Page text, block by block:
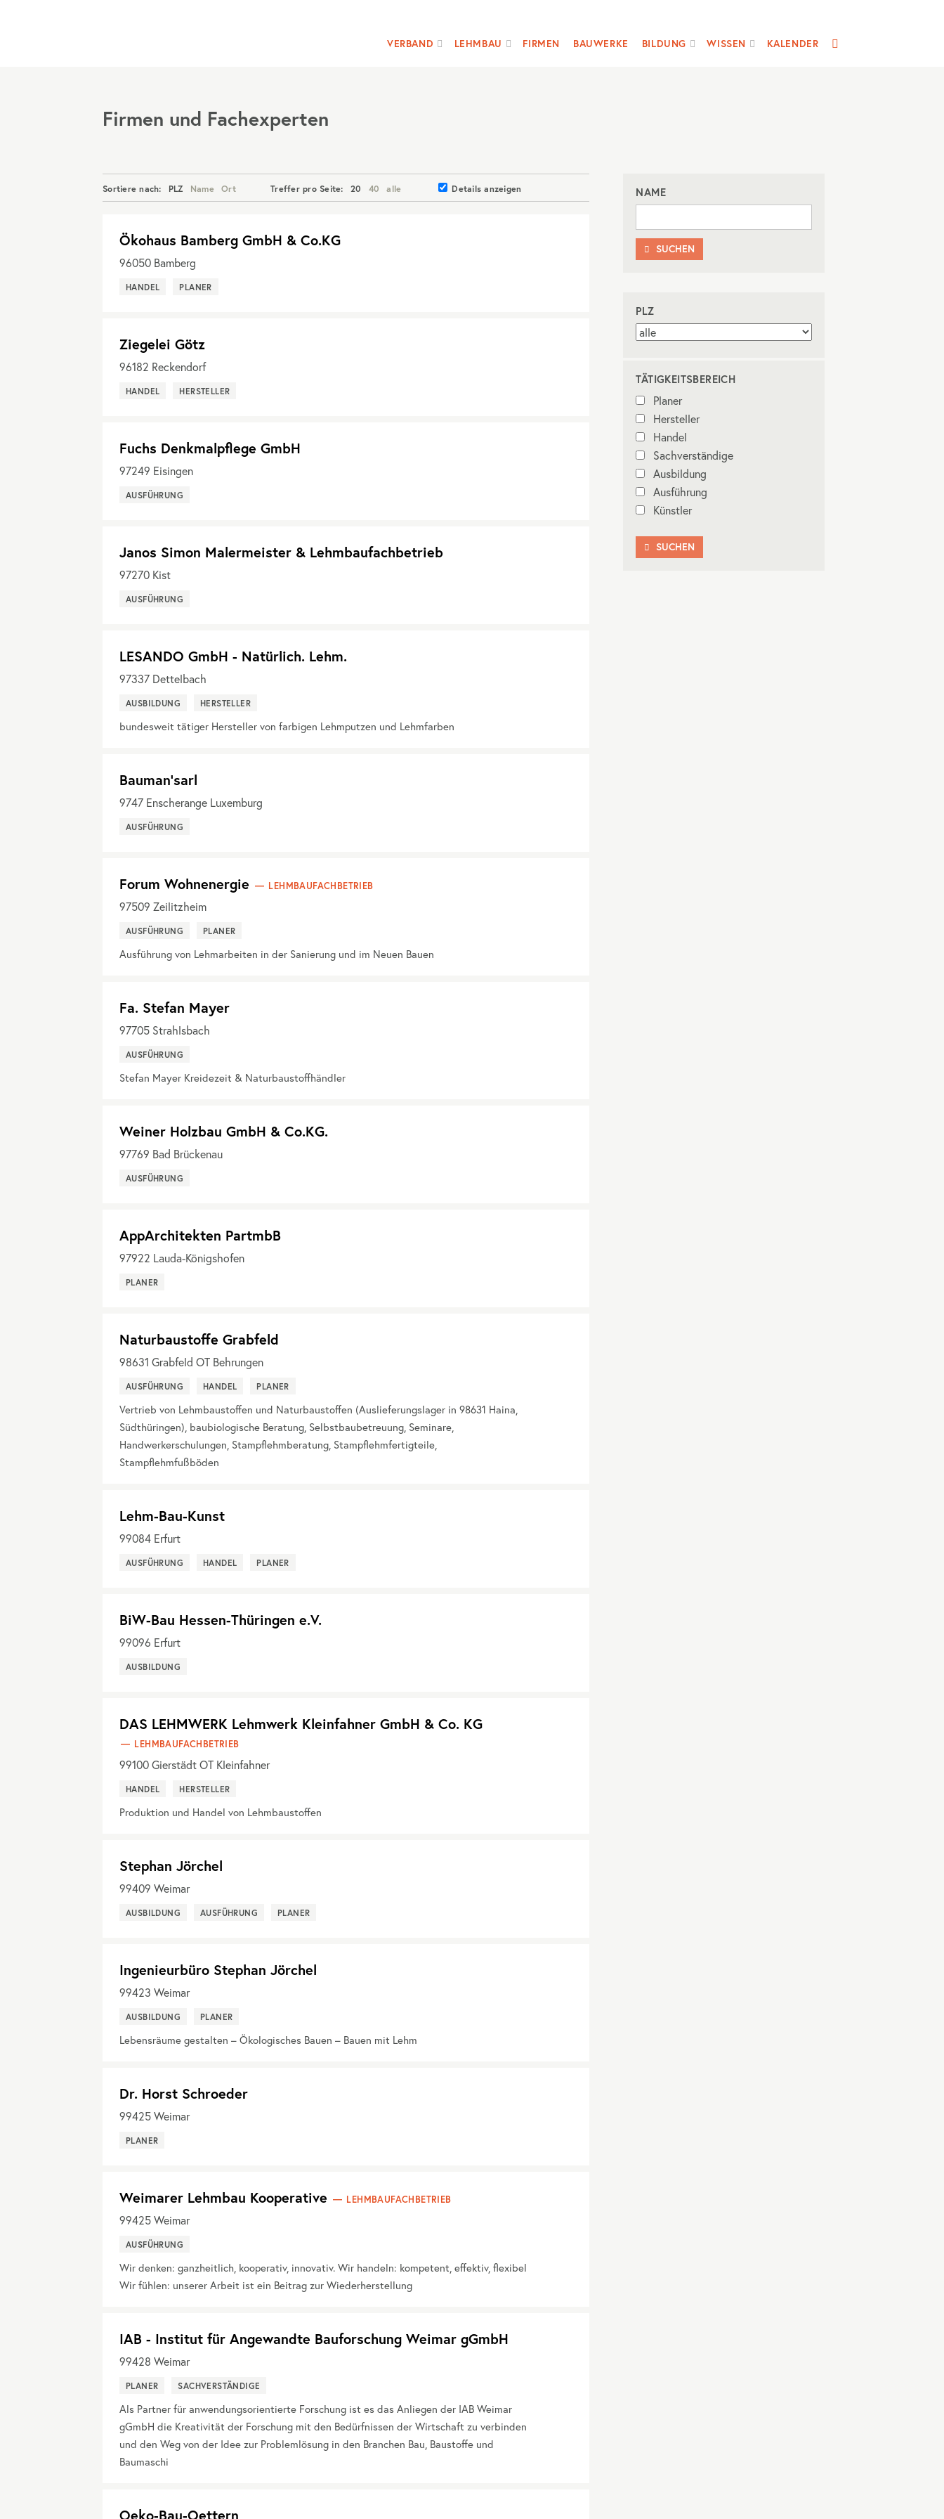
VERBAND LEHMBAU FIRMEN BAUWERKE BILDUNG WISSEN KALENDER
Firmen und Fachexperten
Sortiere nach: PLZ Name Ort Treffer pro Seite: 20 40 alle Details anzeigen
Ökohaus Bamberg GmbH & Co.KG
96050 Bamberg
HANDEL PLANER
Ziegelei Götz
96182 Reckendorf
HANDEL HERSTELLER
Fuchs Denkmalpflege GmbH
97249 Eisingen
AUSFÜHRUNG
Janos Simon Malermeister & Lehmbaufachbetrieb
97270 Kist
AUSFÜHRUNG
LESANDO GmbH - Natürlich. Lehm.
97337 Dettelbach
AUSBILDUNG HERSTELLER
bundesweit tätiger Hersteller von farbigen Lehmputzen und Lehmfarben
Bauman'sarl
9747 Enscherange Luxemburg
AUSFÜHRUNG
Forum Wohnenergie LEHMBAUFACHBETRIEB
97509 Zeilitzheim
AUSFÜHRUNG PLANER
Ausführung von Lehmarbeiten in der Sanierung und im Neuen Bauen
Fa. Stefan Mayer
97705 Strahlsbach
AUSFÜHRUNG
Stefan Mayer Kreidezeit & Naturbaustoffhändler
Weiner Holzbau GmbH & Co.KG.
97769 Bad Brückenau
AUSFÜHRUNG
AppArchitekten PartmbB
97922 Lauda-Königshofen
PLANER
Naturbaustoffe Grabfeld
98631 Grabfeld OT Behrungen
AUSFÜHRUNG HANDEL PLANER
Vertrieb von Lehmbaustoffen und Naturbaustoffen (Auslieferungslager in 98631 Haina,
Südthüringen), baubiologische Beratung, Selbstbaubetreuung, Seminare,
Handwerkerschulungen, Stampflehmberatung, Stampflehmfertigteile,
Stampflehmfußböden
Lehm-Bau-Kunst
99084 Erfurt
AUSFÜHRUNG HANDEL PLANER
BiW-Bau Hessen-Thüringen e.V.
99096 Erfurt
AUSBILDUNG
DAS LEHMWERK Lehmwerk Kleinfahner GmbH & Co. KG
LEHMBAUFACHBETRIEB
99100Gierstädt OT Kleinfahner
HANDEL HERSTELLER
Produktion und Handel von Lehmbaustoffen
Stephan Jörchel
99409 Weimar
AUSBILDUNG AUSFÜHRUNG PLANER
Ingenieurbüro Stephan Jörchel
99423 Weimar
AUSBILDUNG PLANER
Lebensräume gestalten – Ökologisches Bauen – Bauen mit Lehm
Dr. Horst Schroeder
99425Weimar
PLANER
Weimarer Lehmbau Kooperative LEHMBAUFACHBETRIEB
99425Weimar
AUSFÜHRUNG
Wir denken: ganzheitlich, kooperativ, innovativ. Wir handeln: kompetent, effektiv, flexibel
Wir fühlen: unserer Arbeit ist ein Beitrag zur Wiederherstellung
IAB - Institut für Angewandte Bauforschung Weimar gGmbH
99428 Weimar
PLANER SACHVERSTÄNDIGE
Als Partner für anwendungsorientierte Forschung ist es das Anliegen der IAB Weimar
gGmbH die Kreativität der Forschung mit den Bedürfnissen der Wirtschaft zu verbinden
und den Weg von der Idee zur Problemlösung in den Branchen Bau, Baustoffe und
Baumaschi
NAME
 SUCHEN
PLZ
TÄTIGKEITSBEREICH
Planer
Hersteller
Handel
Sachverständige
Ausbildung
Ausführung
Künstler
 SUCHEN